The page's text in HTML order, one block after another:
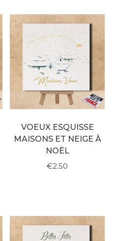
VOEUX ESQUISSE
MAISONS ET NEIGE À
NOËL
€2.50